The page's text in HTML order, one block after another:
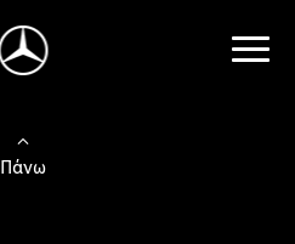
Πάνω